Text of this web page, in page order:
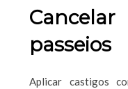
passeios
Aplicar castigos